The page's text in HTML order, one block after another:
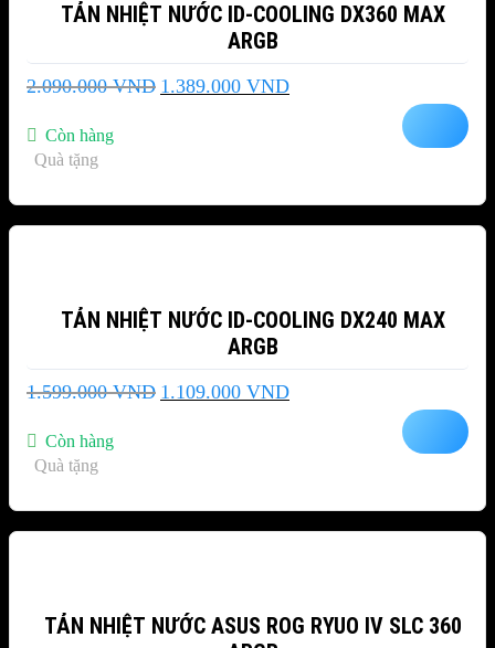
TẢN NHIỆT NƯỚC ID-COOLING DX360 MAX
ARGB
2.090.000VND Giá
1.389.000 VNDGiá
Còn hàng
Quà tặng
TẢN NHIỆT NƯỚC ID-COOLING DX240 MAX
ARGB
1.599.000VND Giá
1.109.000 VNDGiá
Còn hàng
Quà tặng
TẢN NHIỆT NƯỚC ASUS ROG RYUO IV SLC 360